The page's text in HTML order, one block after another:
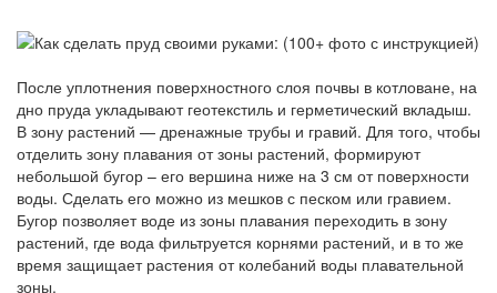
После уплотнения поверхностного слоя почвы в котловане, на
дно пруда укладывают геотекстиль и герметический вкладыш.
В зону растений — дренажные трубы и гравий. Для того, чтобы
отделить зону плавания от зоны растений, формируют
небольшой бугор – его вершина ниже на 3 см от поверхности
воды. Сделать его можно из мешков с песком или гравием.
Бугор позволяет воде из зоны плавания переходить в зону
растений, где вода фильтруется корнями растений, и в то же
время защищает растения от колебаний воды плавательной
зоны.